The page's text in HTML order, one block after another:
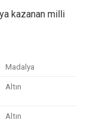
kazanan milli
Madalya
Altın
Altın